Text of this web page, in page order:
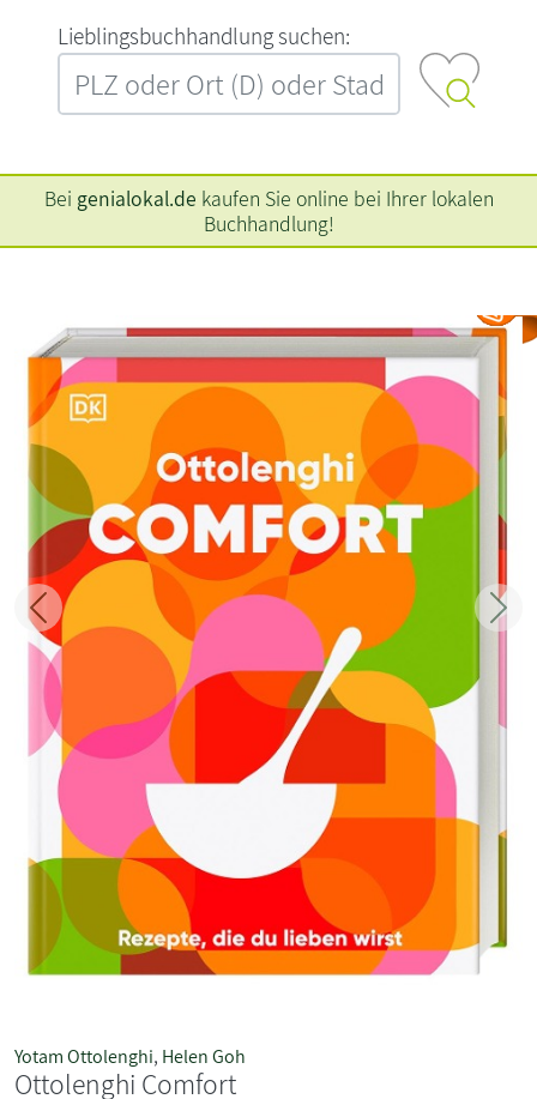
L‍i‍e‍b‍l‍i‍n‍g‍s‍b‍u‍c‍h‍h‍a‍n‍d‍l‍u‍n‍g‍ ‍s‍u‍c‍h‍e‍n‍:‍
Bei genialokal.de kaufen Sie online bei Ihrer lokalen
Buchhandlung!
Zurück
Yotam Ottolenghi, Helen Goh
Ottolenghi Comfort